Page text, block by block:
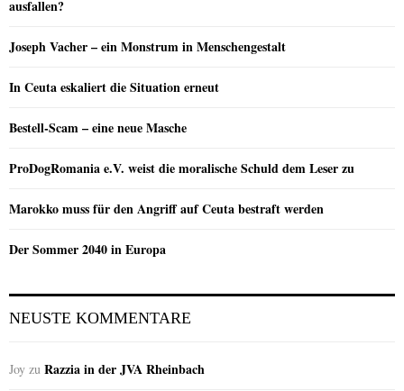
ausfallen?
Joseph Vacher – ein Monstrum in Menschengestalt
In Ceuta eskaliert die Situation erneut
Bestell-Scam – eine neue Masche
ProDogRomania e.V. weist die moralische Schuld dem Leser zu
Marokko muss für den Angriff auf Ceuta bestraft werden
Der Sommer 2040 in Europa
NEUSTE KOMMENTARE
Joy zu Razzia in der JVA Rheinbach